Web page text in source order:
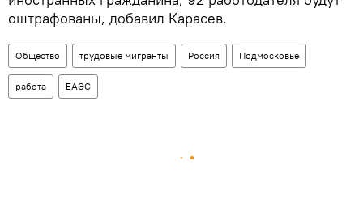
оштрафованы, добавил Карасев.
Общество трудовые мигранты Россия Подмосковье
работа ЕАЭС